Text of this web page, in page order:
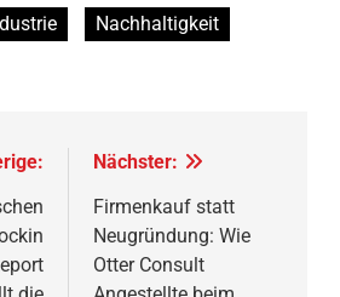
Nachhaltigkeit
Nächster:
Firmenkauf statt
Neugründung: Wie
Otter Consult